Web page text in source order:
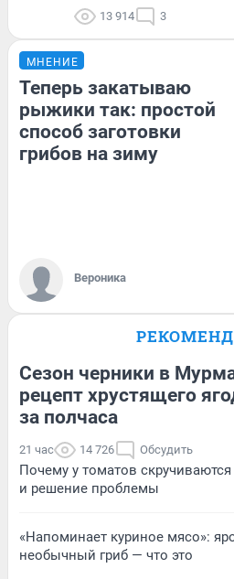
13 914 3
МНЕНИЕ
Теперь закатываю
рыжики так: простой
способ заготовки
грибов на зиму
Вероника
Сезон черники в
рецепт хрустящего
за полчаса
21 час 14 726 Обсудить
Почему у томатов
и решение проблемы
«Напоминает куриное мясо»:
необычный гриб — что это